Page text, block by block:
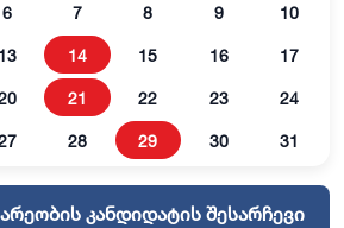
6 7 8 9 10
13 14 15 16 17
21 22 23 24
28 29 30 31
კანდიდატის შესარჩევი